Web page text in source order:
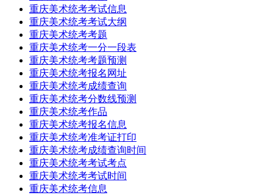
重庆美术统考考试信息
重庆美术统考考试大纲
重庆美术统考考题
重庆美术统考一分一段表
重庆美术统考考题预测
重庆美术统考报名网址
重庆美术统考成绩查询
重庆美术统考分数线预测
重庆美术统考作品
重庆美术统考报名信息
重庆美术统考准考证打印
重庆美术统考成绩查询时间
重庆美术统考考试考点
重庆美术统考考试时间
重庆美术统考信息